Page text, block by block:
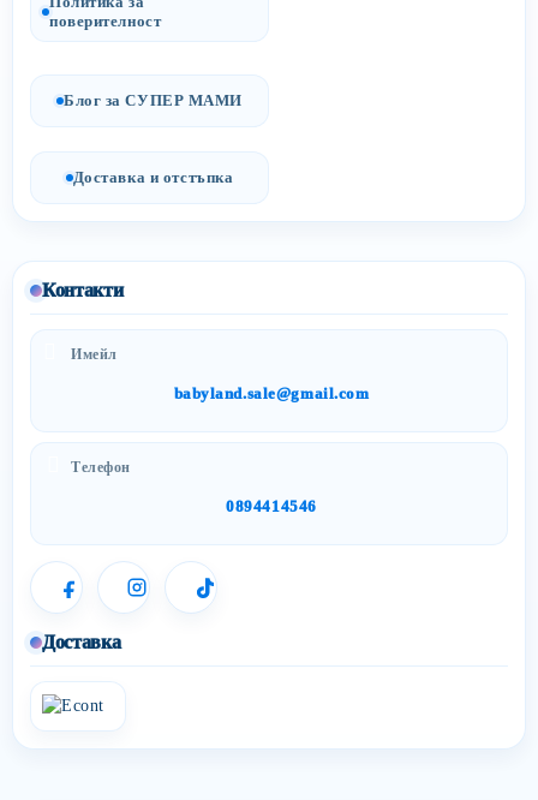
поверителност
Блог за СУПЕР МАМИ
Доставка и отстъпка
Контакти
Имейл
babyland.sale@gmail.com
Телефон
0894414546
Доставка